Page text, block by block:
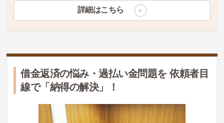
詳細はこちら
借金返済の悩み・過払い金問題を 依頼者目
線で「納得の解決」！